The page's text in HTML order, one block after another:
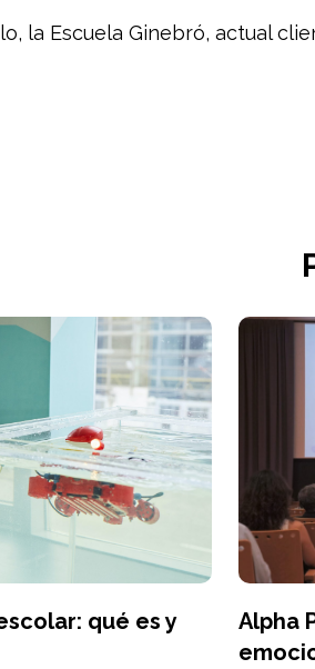
la Escuela Ginebró, actual
qué es y
Alpha